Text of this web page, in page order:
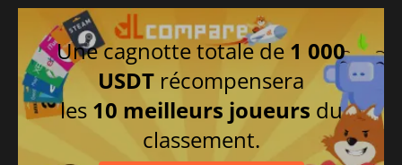
Portugais brésilien
Polonais
Espagnol
Italien
Chinois simplifié
Une cagnotte totale de 1 000
USDT récompensera
les 10 meilleurs joueurs du
classement.